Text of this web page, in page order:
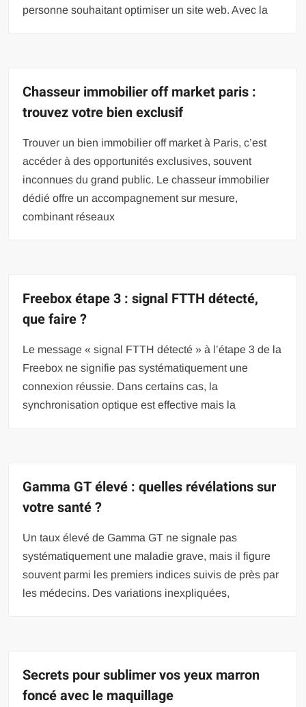
personne souhaitant optimiser un site web. Avec la
Chasseur immobilier off market paris :
trouvez votre bien exclusif
Trouver un bien immobilier off market à Paris, c’est
accéder à des opportunités exclusives, souvent
inconnues du grand public. Le chasseur immobilier
dédié offre un accompagnement sur mesure,
combinant réseaux
Freebox étape 3 : signal FTTH détecté,
que faire ?
Le message « signal FTTH détecté » à l’étape 3 de la
Freebox ne signifie pas systématiquement une
connexion réussie. Dans certains cas, la
synchronisation optique est effective mais la
Gamma GT élevé : quelles révélations sur
votre santé ?
Un taux élevé de Gamma GT ne signale pas
systématiquement une maladie grave, mais il figure
souvent parmi les premiers indices suivis de près par
les médecins. Des variations inexpliquées,
Secrets pour sublimer vos yeux marron
foncé avec le maquillage